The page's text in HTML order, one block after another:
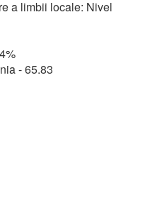
a limbii locale: Nivel
- 65.83